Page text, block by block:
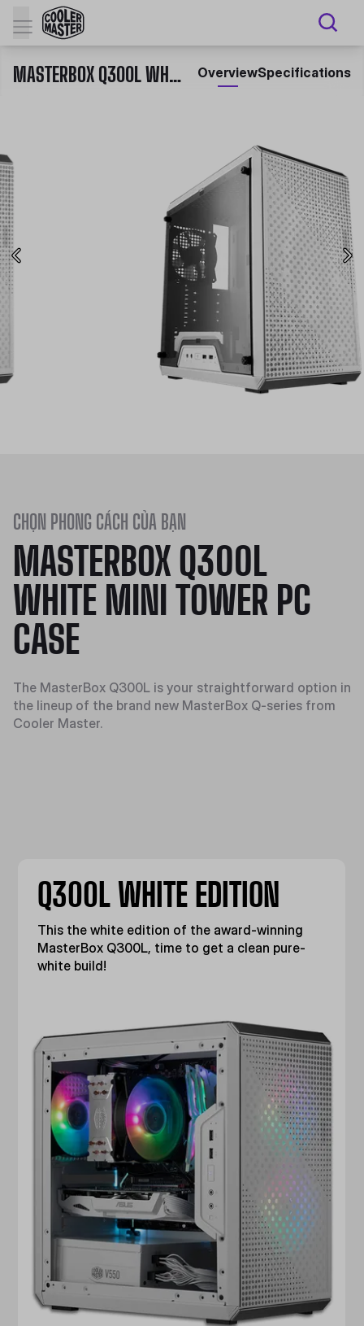
MASTERBOX Q300L WHITE MINI TOWER PC CASE OverviewSpecifications
CHỌN PHONG CÁCH CỦA BẠN
MASTERBOX Q300L
WHITE MINI TOWER PC
CASE
The MasterBox Q300L is your straightforward option in
the lineup of the brand new MasterBox Q-series from
Cooler Master.
Q300L WHITE EDITION
This the white edition of the award-winning
MasterBox Q300L, time to get a clean pure-
white build!